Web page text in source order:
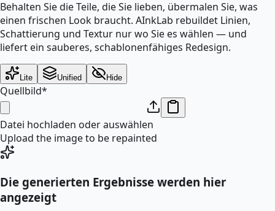
Behalten Sie die Teile, die Sie lieben, übermalen Sie, was
einen frischen Look braucht. AInkLab rebuildet Linien,
Schattierung und Textur nur wo Sie es wählen — und
liefert ein sauberes, schablonenfähiges Redesign.
Lite Unified Hide
Quellbild*
Datei hochladen oder auswählen
Upload the image to be repainted
Die generierten Ergebnisse werden hier
angezeigt